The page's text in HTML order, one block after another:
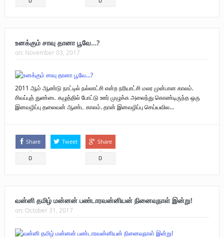
உனக்கும் சாவு தானா பூவே…?
on: November 03, 2017
2011 ஆம் ஆண்டு நாட்டில் நல்லாட்சி என்ற நரியாட்சி மலர முன்பான காலம்.
சிவப்புத் துண்டை கழுத்தில் போட்டு ஊர் முழுக்க அலைந்து கொண்டிருந்த ஒரு
இனவழிப்பு தலைவன் ஆண்ட காலம். தான் இனவழிப்பு செய்யவில...
Share
0
Tweet Share
0
வன்னி தமிழ் மன்னன் பண்டாரவன்னியன் நினைவுநாள் இன்று!
on: October 31, 2017